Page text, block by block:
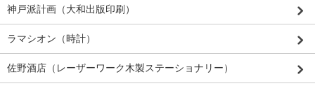
神戸派計画（大和出版印刷）
ラマシオン（時計）
佐野酒店（レーザーワーク木製ステーショナリー）